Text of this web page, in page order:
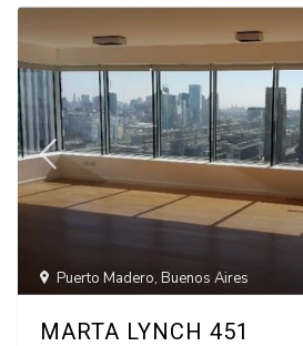
Puerto Madero,Buenos Aires
MARTA LYNCH 451